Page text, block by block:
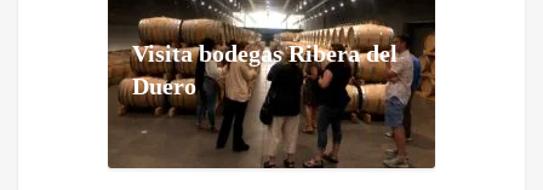
Visita bodegas Ribera del
Duero